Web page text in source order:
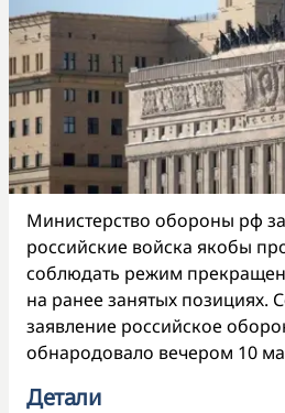
Министерство обороны рф
российские войска якобы
соблюдать режим
на ранее занятых позициях.
заявление российское
обнародовало вечером 10
Детали